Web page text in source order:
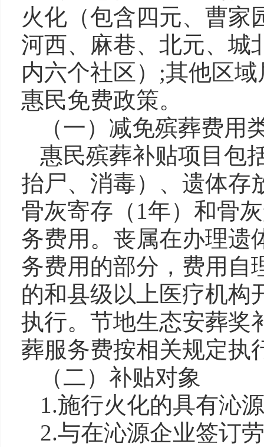
火化（包含四元、曹家
河西、麻巷、北元、城
内六个社区）;其他区
惠民免费政策。
（一）减免殡葬费用
惠民殡葬补贴项目包
抬尸、消毒）、遗体存
骨灰寄存（1年）和骨
务费用。丧属在办理遗
务费用的部分，费用自
的和县级以上医疗机构
执行。节地生态安葬奖
葬服务费按相关规定执
（二）补贴对象
1.施行火化的具有沁
2.与在沁源企业签订